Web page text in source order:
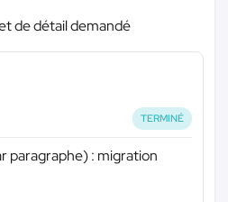
de détail demandé
TERMINÉ
paragraphe) : migration